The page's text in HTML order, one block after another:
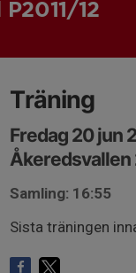
12
Träning
Fredag 20 jun
Åkeredsvallen
Samling: 16:55
Sista träningen